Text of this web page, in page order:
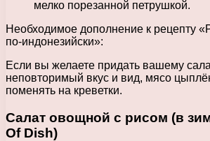
мелко порезанной петрушкой.
Необходимое дополнение к рецепту
по-индонезийски»:
Если вы желаете придать вашему
неповторимый вкус и вид, мясо
поменять на креветки.
Салат овощной с рисом (в
Of Dish)